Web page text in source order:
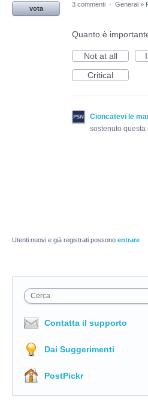
vota
3 commenti · General »
Quanto è
Not at all
Critical
Cioncatevi le
sostenuto questa
Utenti nuovi e già registrati possono entrare
Cerca
Contatta il supporto
Dai Suggerimenti
PostPickr